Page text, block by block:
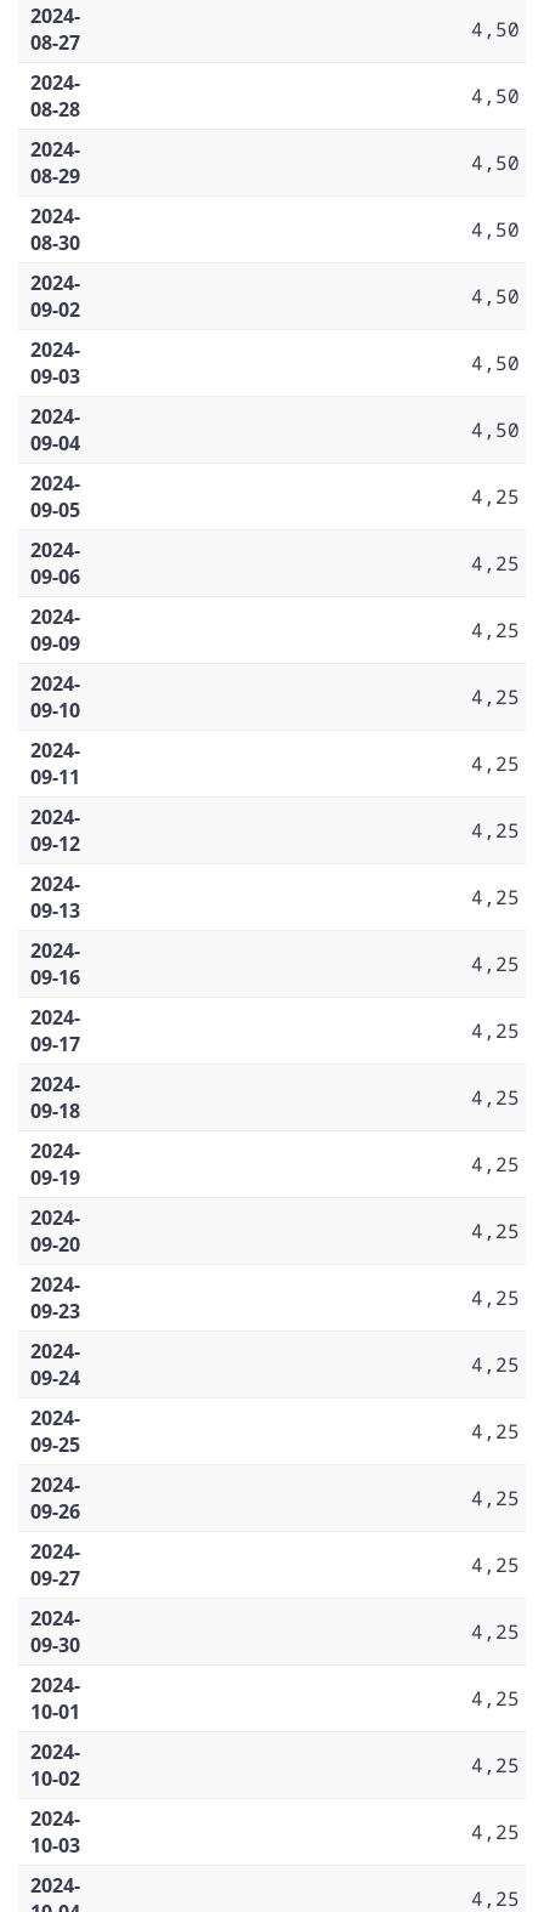
2024-
08-27
4,50
2024-
08-28
4,50
2024-
08-29
4,50
2024-
08-30
4,50
2024-
09-02
4,50
2024-
09-03
4,50
2024-
09-04
4,50
2024-
09-05
4,25
2024-
09-06
4,25
2024-
09-09
4,25
2024-
09-10
4,25
2024-
09-11
4,25
2024-
09-12
4,25
2024-
09-13
4,25
2024-
09-16
4,25
2024-
09-17
4,25
2024-
09-18
4,25
2024-
09-19
4,25
2024-
09-20
4,25
2024-
09-23
4,25
2024-
09-24
4,25
2024-
09-25
4,25
2024-
09-26
4,25
2024-
09-27
4,25
2024-
09-30
4,25
2024-
10-01
4,25
2024-
10-02
4,25
2024-
10-03
4,25
2024-
4,25